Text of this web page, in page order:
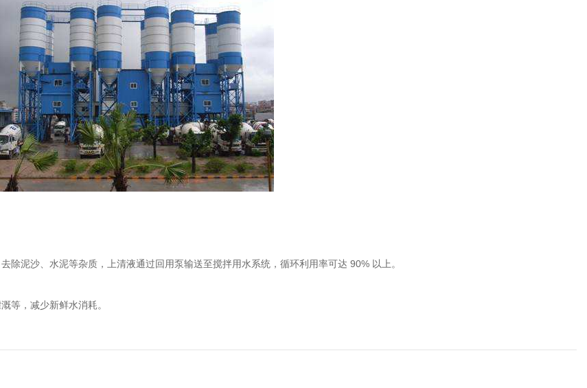
泥沙、水泥等杂质，上清液通过回用泵输送至搅拌用水系统，循环利用率可达 90% 以上。
等，减少新鲜水消耗。